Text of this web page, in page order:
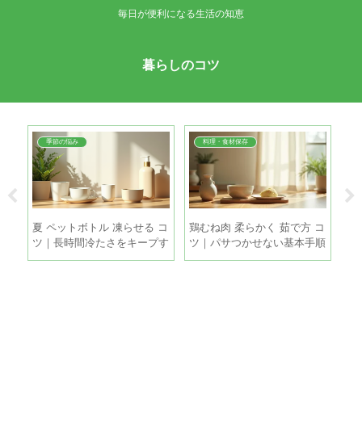
毎日が便利になる生活の知恵
暮らしのコツ
季節の悩み
夏 ペットボトル 凍らせる コ
ツ｜長時間冷たさをキープす
る5つの方法
料理・食材保存
鶏むね肉 柔らかく 茹で方 コ
ツ｜パサつかせない基本手順
とちょい足しテク